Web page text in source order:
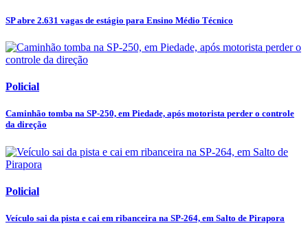
SP abre 2.631 vagas de estágio para Ensino Médio Técnico
Policial
Caminhão tomba na SP-250, em Piedade, após motorista perder o controle
da direção
Policial
Veículo sai da pista e cai em ribanceira na SP-264, em Salto de Pirapora